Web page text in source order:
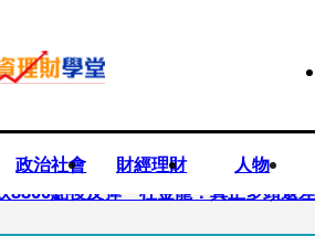
政治社會 財經理財 人物
8800點後反彈 杜金龍：真正多頭還